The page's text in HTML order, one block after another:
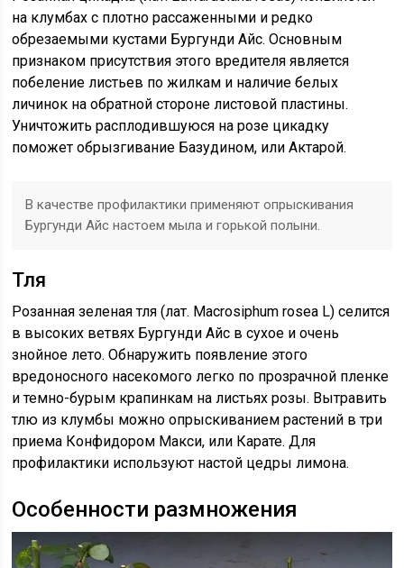
на клумбах с плотно рассаженными и редко
обрезаемыми кустами Бургунди Айс. Основным
признаком присутствия этого вредителя является
побеление листьев по жилкам и наличие белых
личинок на обратной стороне листовой пластины.
Уничтожить расплодившуюся на розе цикадку
поможет обрызгивание Базудином, или Актарой.
В качестве профилактики применяют опрыскивания
Бургунди Айс настоем мыла и горькой полыни.
Тля
Розанная зеленая тля (лат. Macrosiphum rosea L) селится
в высоких ветвях Бургунди Айс в сухое и очень
знойное лето. Обнаружить появление этого
вредоносного насекомого легко по прозрачной пленке
и темно-бурым крапинкам на листьях розы. Вытравить
тлю из клумбы можно опрыскиванием растений в три
приема Конфидором Макси, или Карате. Для
профилактики используют настой цедры лимона.
Особенности размножения